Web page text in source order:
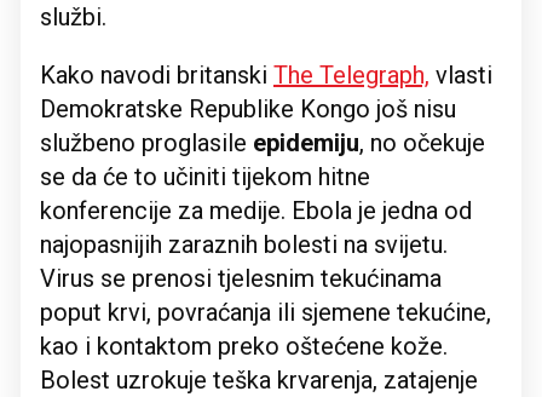
službi.
Kako navodi britanski The Telegraph, vlasti
Demokratske Republike Kongo još nisu
službeno proglasile epidemiju, no očekuje
se da će to učiniti tijekom hitne
konferencije za medije. Ebola je jedna od
najopasnijih zaraznih bolesti na svijetu.
Virus se prenosi tjelesnim tekućinama
poput krvi, povraćanja ili sjemene tekućine,
kao i kontaktom preko oštećene kože.
Bolest uzrokuje teška krvarenja, zatajenje